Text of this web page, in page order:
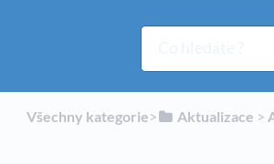
Všechny kategorie​>​ ​Aktualizace ​ > ​